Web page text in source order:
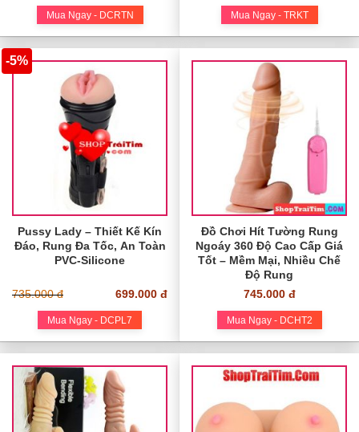
Mua Ngay - DCRTN Mua Ngay - TRKT
Pussy Lady – Thiết Kế Kín
Đáo, Rung Đa Tốc, An Toàn
PVC-Silicone
735.000 đ 699.000 đ
-5%
Mua Ngay - DCPL7
Đồ Chơi Hít Tường Rung
Ngoáy 360 Độ Cao Cấp Giá
Tốt – Mềm Mại, Nhiều Chế
Độ Rung
745.000 đ
Mua Ngay - DCHT2